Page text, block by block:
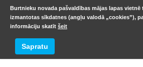
2015
Burtnieku novada pašvaldības mājas lapas vietnē
izmantotas sīkdatnes (angļu valodā „cookies”),
informāciju skatīt šeit
Sapratu